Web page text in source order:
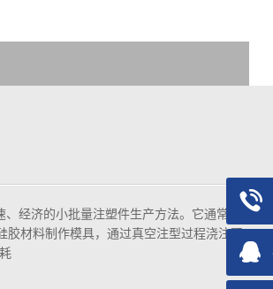
经济的小批量注塑件生产方法。它通常使
胶材料制作模具，通过真空注型过程浇注聚